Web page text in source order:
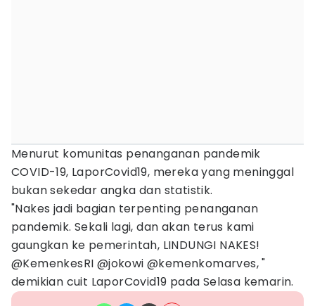
Menurut komunitas penanganan pandemik
COVID-19, LaporCovid19, mereka yang meninggal
bukan sekedar angka dan statistik.
"Nakes jadi bagian terpenting penanganan
pandemik. Sekali lagi, dan akan terus kami
gaungkan ke pemerintah, LINDUNGI NAKES!
@KemenkesRI @jokowi @kemenkomarves, "
demikian cuit LaporCovid19 pada Selasa kemarin.